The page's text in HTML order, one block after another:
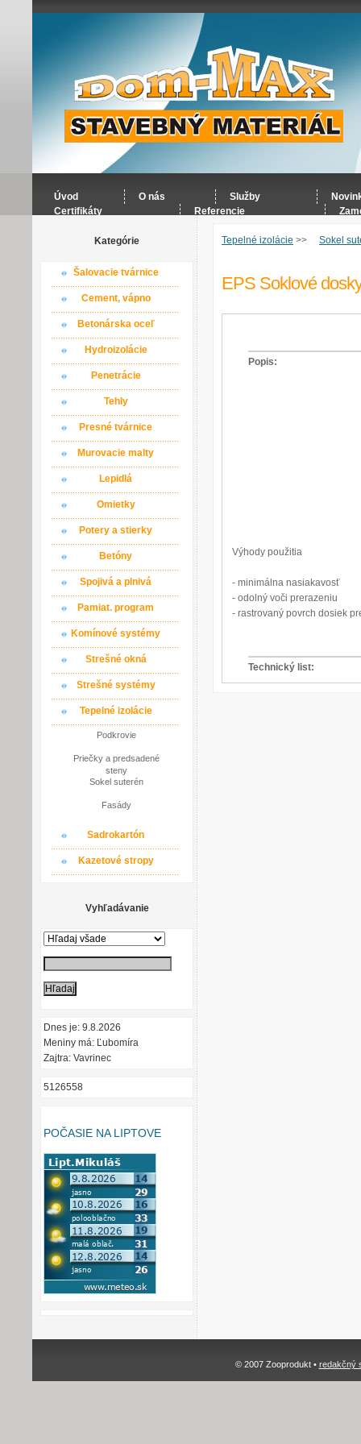
Úvod O nás Služby
Certifikáty
Referencie
Kategórie
Šalovacie tvárnice
Cement, vápno
Betonárska oceľ
Hydroizolácie
Penetrácie
Tehly
Presné tvárnice
Murovacie malty
Lepidlá
Omietky
Potery a stierky
Betóny
Spojivá a plnivá
Pamiat. program
Komínové systémy
Strešné okná
Strešné systémy
Tepelné izolácie
Podkrovie
Priečky a predsadené
steny
Sokel suterén
Fasády
Sadrokartón
Kazetové stropy
Vyhľadávanie
Dnes je: 9.8.2026
Meniny má: Ľubomíra
Zajtra: Vavrinec
5126558
POČASIE NA LIPTOVE
Tepelné izolácie >> Sokel
EPS Soklové
Popis:
Výhody použitia
- minimálna nasiakavosť
- odolný voči prerazeniu
- rastrovaný povrch dosiek
Technický list:
© 2007 Zooprodukt • redakčný